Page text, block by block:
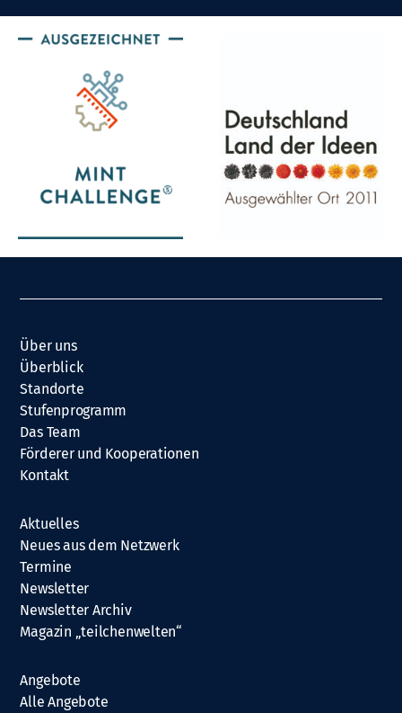
Über uns
Überblick
Standorte
Stufenprogramm
Das Team
Förderer und Kooperationen
Kontakt
Aktuelles
Neues aus dem Netzwerk
Termine
Newsletter
Newsletter Archiv
Magazin „teilchenwelten“
Angebote
Alle Angebote